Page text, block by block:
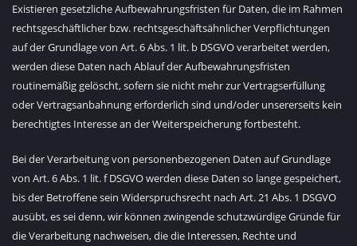
Existieren gesetzliche Aufbewahrungsfristen für Daten, die im Rahmen
rechtsgeschäftlicher bzw. rechtsgeschäftsähnlicher Verpflichtungen
auf der Grundlage von Art. 6 Abs. 1 lit. b DSGVO verarbeitet werden,
werden diese Daten nach Ablauf der Aufbewahrungsfristen
routinemäßig gelöscht, sofern sie nicht mehr zur Vertragserfüllung
oder Vertragsanbahnung erforderlich sind und/oder unsererseits kein
berechtigtes Interesse an der Weiterspeicherung fortbesteht.
Bei der Verarbeitung von personenbezogenen Daten auf Grundlage
von Art. 6 Abs. 1 lit. f DSGVO werden diese Daten so lange gespeichert,
bis der Betroffene sein Widerspruchsrecht nach Art. 21 Abs. 1 DSGVO
ausübt, es sei denn, wir können zwingende schutzwürdige Gründe für
die Verarbeitung nachweisen, die die Interessen, Rechte und